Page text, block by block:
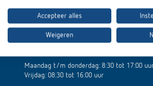
Laan van de Leeuw 34
7324 BD Apeldoorn
Maandag t/m donderdag: 8:30 tot 17:00
Vrijdag: 08:30 tot 16:00 uur
Accepteer alles
Weigeren